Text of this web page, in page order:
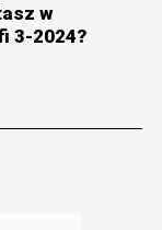
w
3-2024?